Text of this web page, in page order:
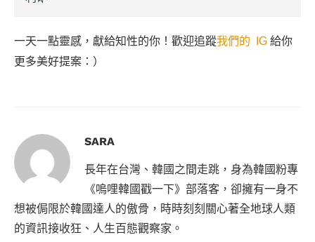
一天一點靈感，獻給知性的你！歡迎追蹤我們的 IG 給你
更多美好提案：）
SARA
長年在台灣、韓國之間走跳，身為韓國粉專
《嗚哩韓國戳一下》部落客，卻擁有一身不
想被侷限於韓國達人的傲骨，時時刻刻關心著全地球人類
的資訊接收狂、人生百態觀察家。